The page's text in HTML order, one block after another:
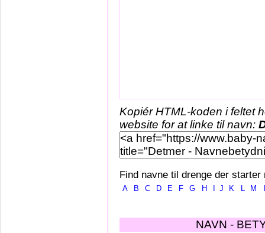
Kopiér HTML-koden i feltet
website for at linke til navn:
Find navne til drenge der starter
A B C D E F G H J K L M
NAVN -